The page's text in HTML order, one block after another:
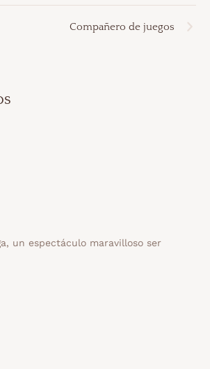
Compañero de juegos
un espectáculo maravilloso ser